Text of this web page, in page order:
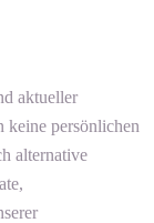
aktueller
keine persönlichen
alternative